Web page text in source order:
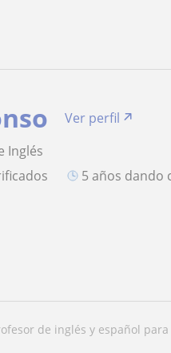
Ver perfil
Inglés
5 años dando
de inglés y español